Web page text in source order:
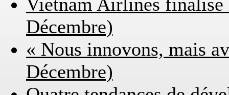
Vietnam Airlines finalise
Décembre)
« Nous innovons, mais
Décembre)